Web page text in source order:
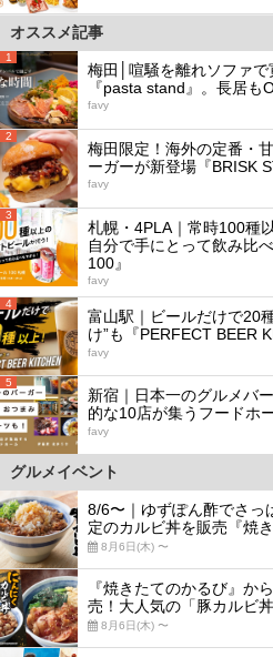
オススメ記事
1
梅田│喧騒を離れソファ
『pasta stand』。長居も
favy
2
梅田限定！海外の定番・
ーガーが新登場『BRISK
favy
3
札幌・4PLA｜常時100種
自分で手にとって飲み比
100』
favy
4
富山駅｜ビールだけで20
け”も『PERFECT BEER
favy
5
新宿｜日本一のグルメバ
的な10店が集うフードホ
favy
グルメイベント
8/6〜｜ゆずぽん酢でさっ
定のカルビ丼を販売『焼
8月6日(木) 〜
『焼きたてのかるび』か
売！大人気の「豚カルビ
8月6日(木) 〜